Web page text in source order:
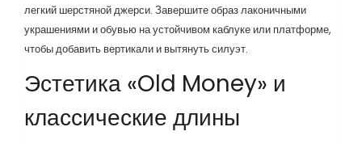
легкий шерстяной джерси. Завершите образ лаконичными
украшениями и обувью на устойчивом каблуке или платформе,
чтобы добавить вертикали и вытянуть силуэт.
Эстетика «Old Money» и
классические длины